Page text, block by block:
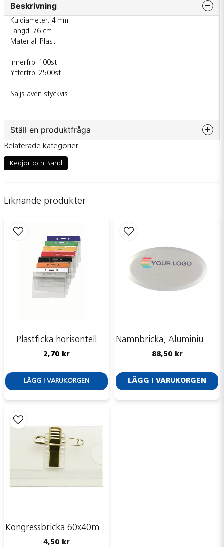
Beskrivning
Kuldiameter: 4 mm
Längd: 76 cm
Material: Plast
Innerfrp: 100st
Ytterfrp: 2500st
Säljs även styckvis
Ställ en produktfråga
Fråga oss något om denna produkten...
name
Mejladress
Ja, ni får publicera min fråga
Skicka fråga
Relaterade kategorier
Kedjor och Band
Liknande produkter
Plastficka horisontell
2,70 kr
LÄGG I VARUKORGEN
Namnbricka, Aluminium, Aluline, oval, silver, 60x34 mm
88,50 kr
LÄGG I VARUKORGEN
Kongressbricka 60x40mm, säkerhetsnål, clip
4,50 kr